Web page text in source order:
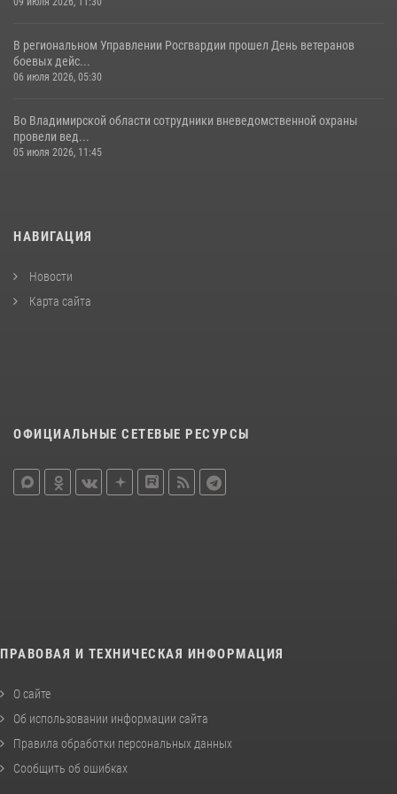
В региональном Управлении Росгвардии прошел День ветеранов
боевых дейс...
06 июля 2026, 05:30
Во Владимирской области сотрудники вневедомственной охраны
провели вед...
05 июля 2026, 11:45
НАВИГАЦИЯ
Новости
Карта сайта
ОФИЦИАЛЬНЫЕ СЕТЕВЫЕ РЕСУРСЫ
ПРАВОВАЯ И ТЕХНИЧЕСКАЯ ИНФОРМАЦИЯ
О сайте
Об использовании информации сайта
Правила обработки персональных данных
Сообщить об ошибках